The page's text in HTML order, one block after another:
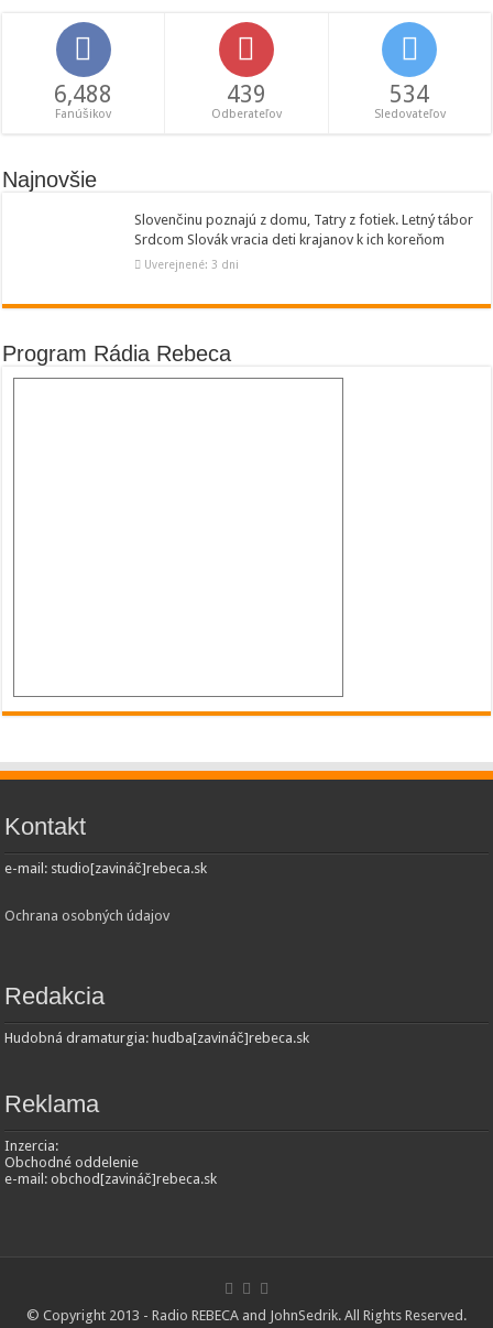
6,488
Fanúšikov
439
Odberateľov
534
Sledovateľov
Najnovšie
Slovenčinu poznajú z domu, Tatry z fotiek. Letný tábor
Srdcom Slovák vracia deti krajanov k ich koreňom
Uverejnené: 3 dni
Program Rádia Rebeca
Kontakt
e-mail: studio[zavináč]rebeca.sk
Ochrana osobných údajov
Redakcia
Hudobná dramaturgia: hudba[zavináč]rebeca.sk
Reklama
Inzercia:
Obchodné oddelenie
e-mail: obchod[zavináč]rebeca.sk
© Copyright 2013 - Radio REBECA and JohnSedrik. All Rights Reserved.